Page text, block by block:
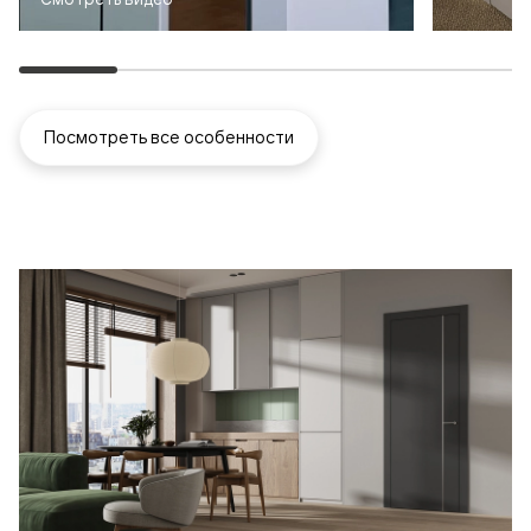
Посмотреть все особенности